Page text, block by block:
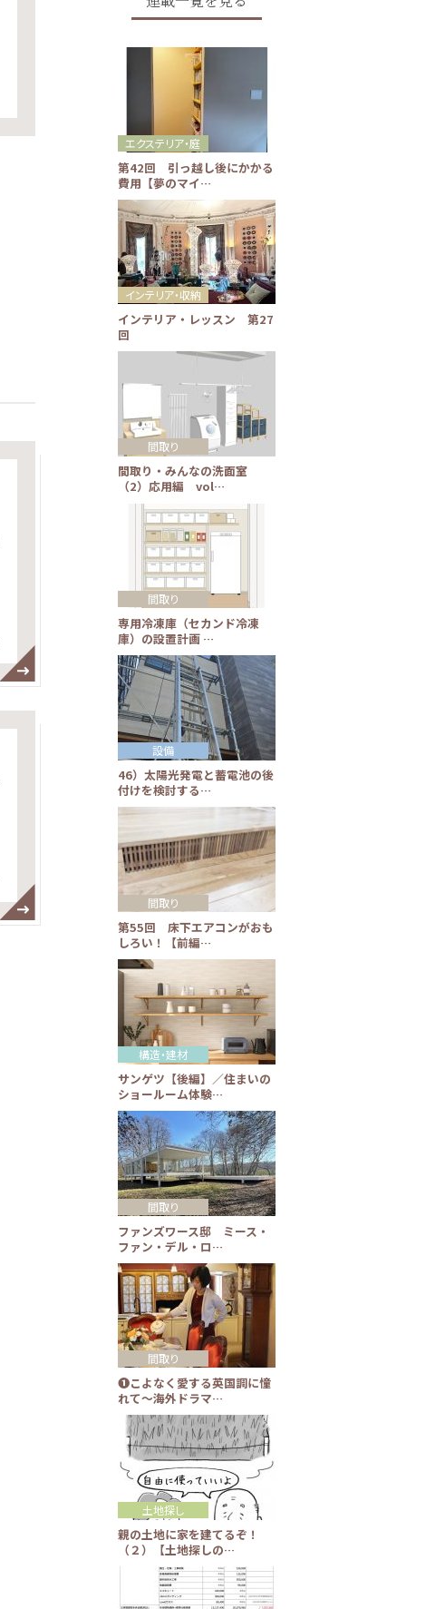
第42回 引っ越し後にかかる
費用【夢のマイ…
エクステリア・庭
インテリア・レッスン 第27
回
インテリア・収納
間取り・みんなの洗面室
（2）応用編 vol…
間取り
専用冷凍庫（セカンド冷凍
庫）の設置計画 …
間取り
46）太陽光発電と蓄電池の後
付けを検討する…
設備
第55回 床下エアコンがおも
しろい！【前編…
間取り
サンゲツ【後編】／住まいの
ショールーム体験…
構造・建材
ファンズワース邸 ミース・
ファン・デル・ロ…
間取り
❶こよなく愛する英国調に憧
れて～海外ドラマ…
間取り
親の土地に家を建てるぞ！
（２）【土地探しの…
土地探し